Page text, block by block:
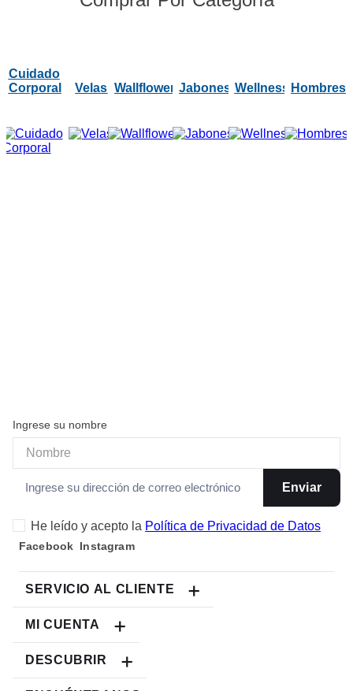
Cuidado
Corporal
Velas WallflowersJabones Wellness Hombres
Ingrese su nombre
Enviar
He leído y acepto la Política de Privacidad de Datos
SERVICIO AL CLIENTE
MI CUENTA
DESCUBRIR